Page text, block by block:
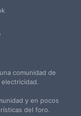
comunidad de
y en pocos
del foro.